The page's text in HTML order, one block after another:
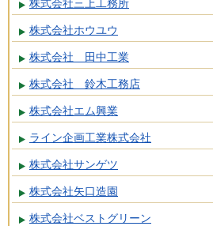
株式会社三上工務所
株式会社ホウユウ
株式会社 田中工業
株式会社 鈴木工務店
株式会社エム興業
ライン企画工業株式会社
株式会社サンゲツ
株式会社矢口造園
株式会社ベストグリーン